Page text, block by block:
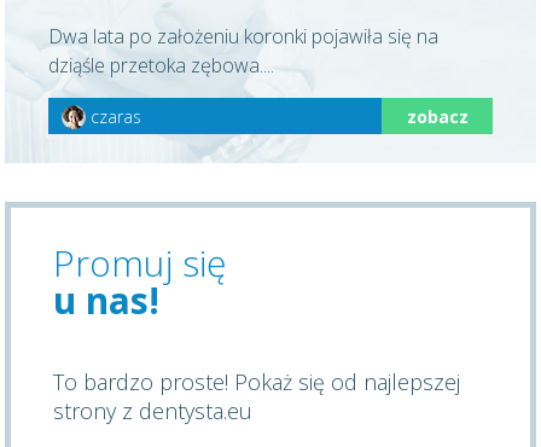
Dwa lata po założeniu koronki pojawiła się na
dziąśle przetoka zębowa....
czaras zobacz
Promuj się
u nas!
To bardzo proste! Pokaż się od najlepszej
strony z dentysta.eu